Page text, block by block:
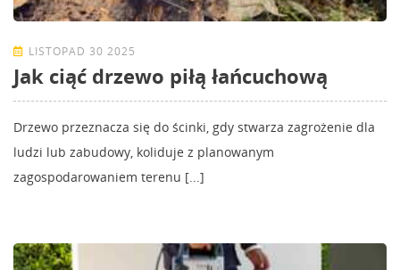
LISTOPAD 30 2025
Jak ciąć drzewo piłą łańcuchową
Drzewo przeznacza się do ścinki, gdy stwarza zagrożenie dla
ludzi lub zabudowy, koliduje z planowanym
zagospodarowaniem terenu [...]